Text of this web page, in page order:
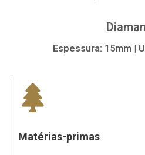
Espessura: 15mm |
Matérias-primas